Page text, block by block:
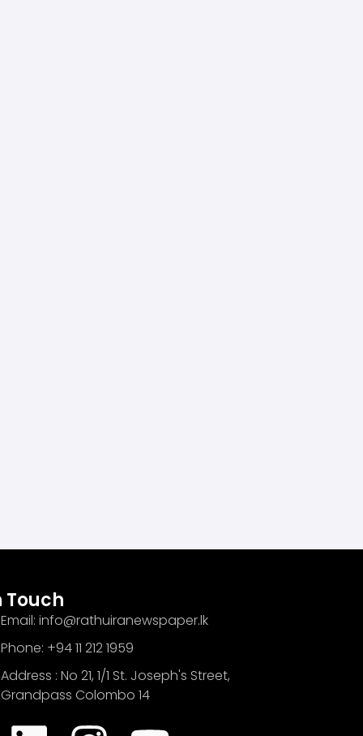
Touch
Email: info@rathuiranewspaper.lk
Phone: +94 11 212 1959
Address : No 21, 1/1 St. Joseph's Street,
Grandpass Colombo 14